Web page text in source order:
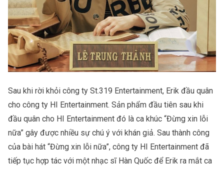
Sau khi rời khỏi công ty St.319 Entertainment, Erik đầu quân
cho công ty HI Entertainment. Sản phẩm đầu tiên sau khi
đầu quân cho HI Entertainment đó là ca khúc “Đừng xin lỗi
nữa” gây được nhiều sự chú ý với khán giả. Sau thành công
của bài hát “Đừng xin lỗi nữa”, công ty HI Entertainment đã
tiếp tục hợp tác với một nhạc sĩ Hàn Quốc để Erik ra mắt ca